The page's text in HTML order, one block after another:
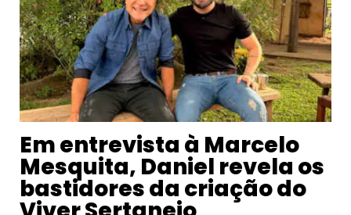
Em entrevista à Marcelo
Mesquita, Daniel revela os
bastidores da criação do